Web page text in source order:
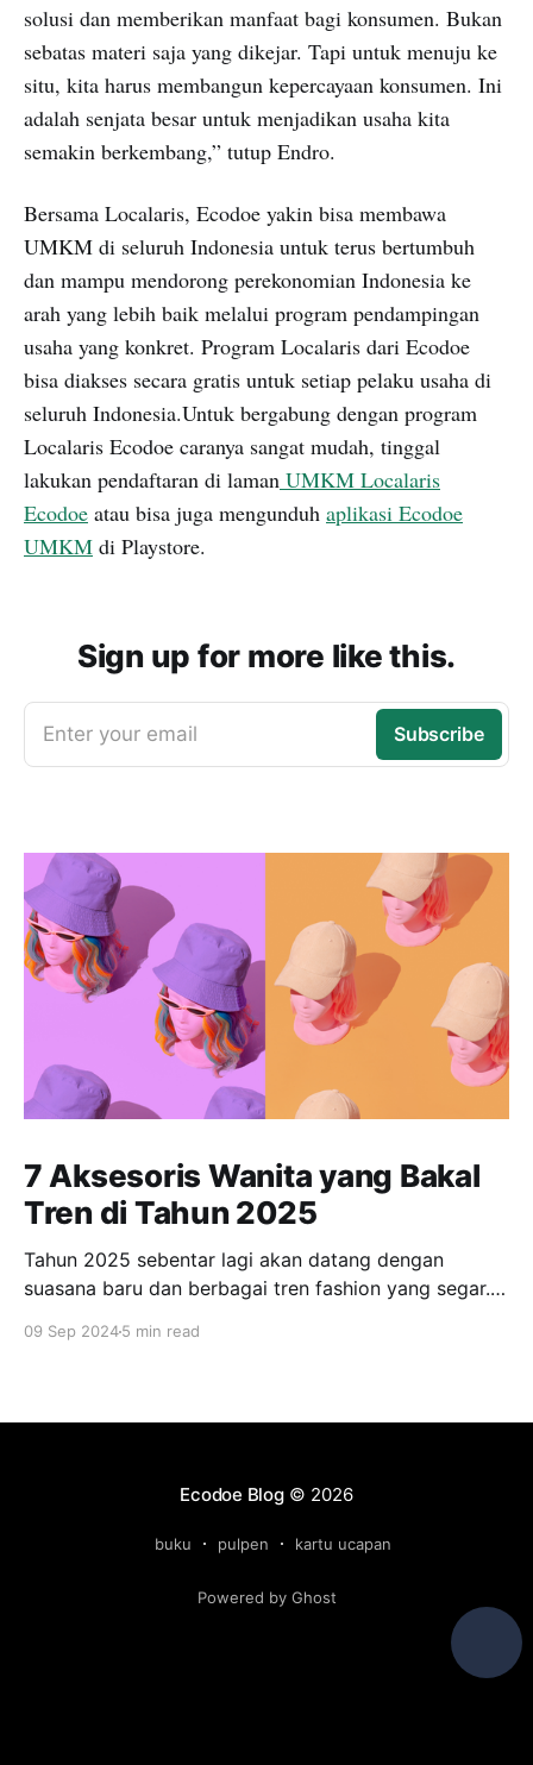
solusi dan memberikan manfaat bagi konsumen. Bukan
sebatas materi saja yang dikejar. Tapi untuk menuju ke
situ, kita harus membangun kepercayaan konsumen. Ini
adalah senjata besar untuk menjadikan usaha kita
semakin berkembang,” tutup Endro.
Bersama Localaris, Ecodoe yakin bisa membawa
UMKM di seluruh Indonesia untuk terus bertumbuh
dan mampu mendorong perekonomian Indonesia ke
arah yang lebih baik melalui program pendampingan
usaha yang konkret. Program Localaris dari Ecodoe
bisa diakses secara gratis untuk setiap pelaku usaha di
seluruh Indonesia.Untuk bergabung dengan program
Localaris Ecodoe caranya sangat mudah, tinggal
lakukan pendaftaran di laman UMKM Localaris
Ecodoe atau bisa juga mengunduh aplikasi Ecodoe
UMKM di Playstore.
Sign up for more like this.
Enter your email Subscribe
7 Aksesoris Wanita yang Bakal
Tren di Tahun 2025
Tahun 2025 sebentar lagi akan datang dengan
suasana baru dan berbagai tren fashion yang segar.
relevan dengan tren terkini menjadi salah satu
09 Sep 20245 min read
Ecodoe Blog© 2026
buku pulpen kartu ucapan
Powered by Ghost